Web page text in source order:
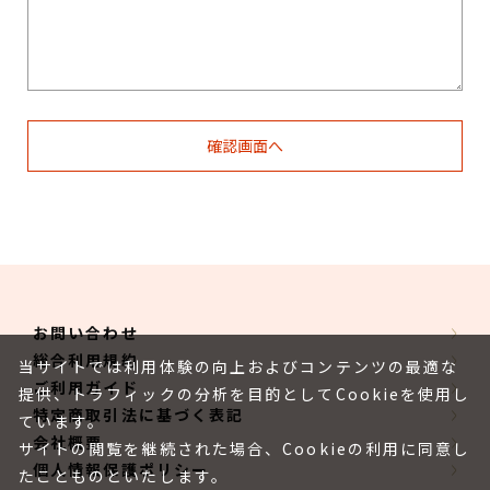
お問い合わせ
総合利用規約
ご利用ガイド
特定商取引法に基づく表記
会社概要
個人情報保護ポリシー
当サイトでは利用体験の向上およびコンテンツの最適な
提供、トラフィックの分析を目的としてCookieを使用し
ています。
サイトの閲覧を継続された場合、Cookieの利用に同意し
たことものといたします。